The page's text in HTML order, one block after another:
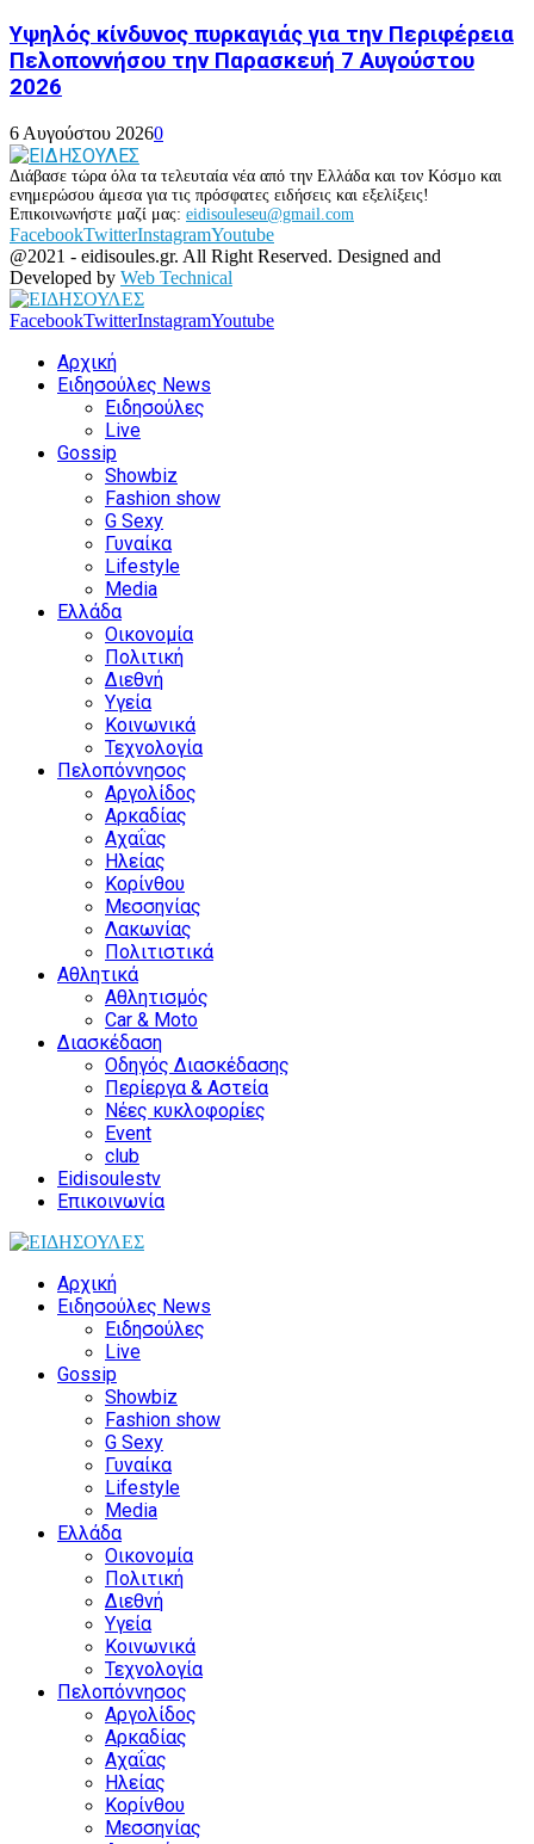
Υψηλός κίνδυνος πυρκαγιάς για την Περιφέρεια
Πελοποννήσου την Παρασκευή 7 Αυγούστου
2026
6 Αυγούστου 20260
Διάβασε τώρα όλα τα τελευταία νέα από την Ελλάδα και τον Κόσμο και
ενημερώσου άμεσα για τις πρόσφατες ειδήσεις και εξελίξεις!
Επικοινωνήστε μαζί μας: eidisouleseu@gmail.com
FacebookTwitterInstagramYoutube
@2021 - eidisoules.gr. All Right Reserved. Designed and
Developed by Web Technical
FacebookTwitterInstagramYoutube
Αρχική
Ειδησούλες News
Ειδησούλες
Live
Gossip
Showbiz
Fashion show
G Sexy
Γυναίκα
Lifestyle
Media
Ελλάδα
Οικονομία
Πολιτική
Διεθνή
Υγεία
Κοινωνικά
Τεχνολογία
Πελοπόννησος
Αργολίδος
Αρκαδίας
Αχαΐας
Ηλείας
Κορίνθου
Μεσσηνίας
Λακωνίας
Πολιτιστικά
Αθλητικά
Αθλητισμός
Car & Moto
Διασκέδαση
Οδηγός Διασκέδασης
Περίεργα & Αστεία
Νέες κυκλοφορίες
Event
club
Eidisoulestv
Επικοινωνία
Αρχική
Ειδησούλες News
Ειδησούλες
Live
Gossip
Showbiz
Fashion show
G Sexy
Γυναίκα
Lifestyle
Media
Ελλάδα
Οικονομία
Πολιτική
Διεθνή
Υγεία
Κοινωνικά
Τεχνολογία
Πελοπόννησος
Αργολίδος
Αρκαδίας
Αχαΐας
Ηλείας
Κορίνθου
Μεσσηνίας